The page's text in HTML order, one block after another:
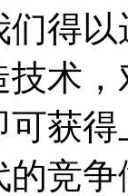
得以
术
获得
的竞